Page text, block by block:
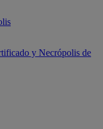
y Necrópolis de